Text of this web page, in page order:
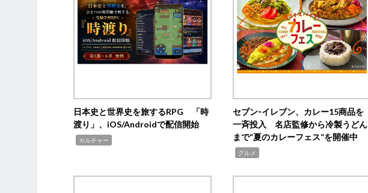
日本史と世界史を旅するRPG 「時
渡り」、iOS/Androidで配信開始
カルチャー
セブン‐イレブン、カレー15商品を
一斉投入 名店監修から冷製うどん
まで“夏のカレーフェス”を開催中
グルメ